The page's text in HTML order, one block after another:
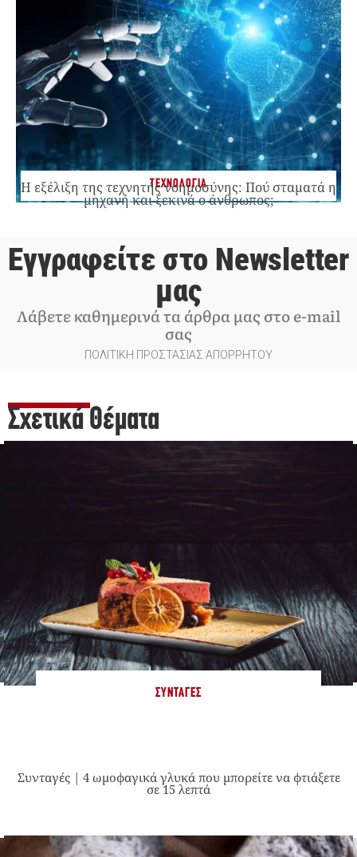
ΤΕΧΝΟΛΟΓΙΑ
Η εξέλιξη της τεχνητής νοημοσύνης: Πού σταματά η
μηχανή και ξεκινά ο άνθρωπος;
Εγγραφείτε στο Newsletter
μας
Λάβετε καθημερινά τα άρθρα μας στο e-mail
σας
ΠΟΛΙΤΙΚΗ ΠΡΟΣΤΑΣΙΑΣ ΑΠΟΡΡΗΤΟΥ
Σχετικά Θέματα
ΣΥΝΤΑΓΈΣ
Συνταγές | 4 ωμοφαγικά γλυκά που μπορείτε να φτιάξετε
σε 15 λεπτά